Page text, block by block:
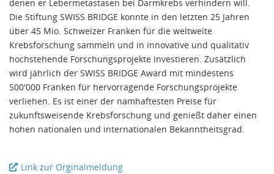
denen er Lebermetastasen bei Darmkrebs verhindern will.
Die Stiftung SWISS BRIDGE konnte in den letzten 25 Jahren
über 45 Mio. Schweizer Franken für die weltweite
Krebsforschung sammeln und in innovative und qualitativ
hochstehende Forschungsprojekte investieren. Zusätzlich
wird jährlich der SWISS BRIDGE Award mit mindestens
500'000 Franken für hervorragende Forschungsprojekte
verliehen. Es ist einer der namhaftesten Preise für
zukunftsweisende Krebsforschung und genießt daher einen
hohen nationalen und internationalen Bekanntheitsgrad.
Link zur Orginalmeldung